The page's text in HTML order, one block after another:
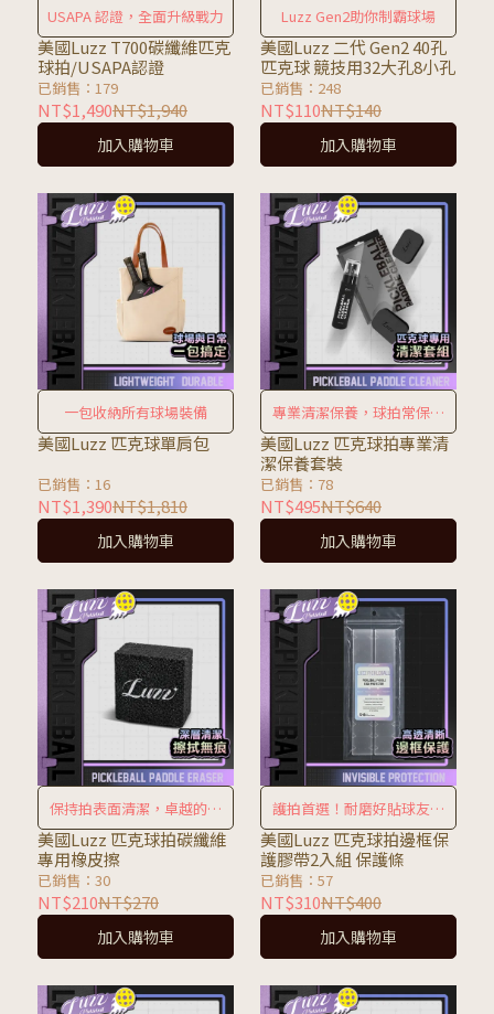
USAPA 認證，全面升級戰力
美國Luzz T700碳纖維匹克
球拍/USAPA認證
已銷售：179
NT$1,490NT$1,940
加入購物車
Luzz Gen2助你制霸球場
美國Luzz 二代 Gen2 40孔
匹克球 競技用32大孔8小孔
已銷售：248
NT$110NT$140
加入購物車
一包收納所有球場裝備
美國Luzz 匹克球單肩包
已銷售：16
NT$1,390NT$1,810
加入購物車
專業清潔保養，球拍常保最
佳狀態
美國Luzz 匹克球拍專業清
潔保養套裝
已銷售：78
NT$495NT$640
加入購物車
保持拍表面清潔，卓越的完
美配件
美國Luzz 匹克球拍碳纖維
專用橡皮擦
已銷售：30
NT$210NT$270
加入購物車
護拍首選！耐磨好貼球友必
備
美國Luzz 匹克球拍邊框保
護膠帶2入組 保護條
已銷售：57
NT$310NT$400
加入購物車